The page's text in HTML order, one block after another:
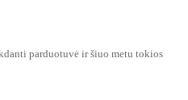
parduotuvė ir šiuo metu tokios